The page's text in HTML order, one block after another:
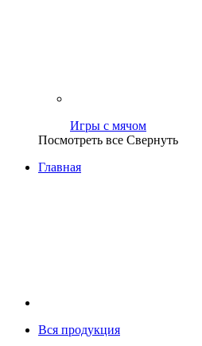
Игры с мячом
Посмотреть все Свернуть
Главная
Вся продукция